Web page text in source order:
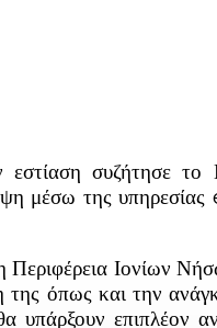
συζήτησε
μέσω της
Περιφέρεια Ιονίων
όπως και την
υπάρξουν